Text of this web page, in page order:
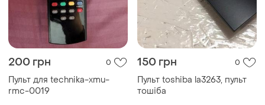
200 грн 0
Пульт для technika-xmu-
rmc-0019
150 грн 0
Пульт toshiba la3263, пульт
тошіба